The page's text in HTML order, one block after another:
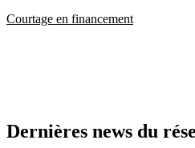
Courtage en financement
Dernières news du